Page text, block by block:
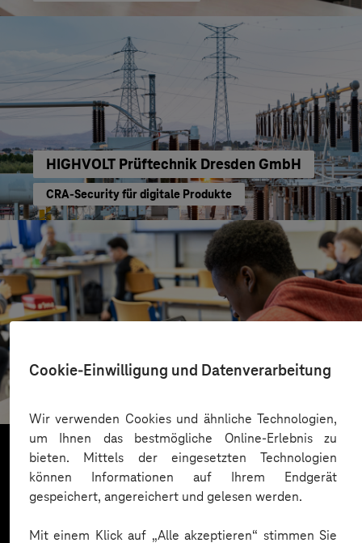
Cookie-Einwilligung und Datenverarbeitung
Wir verwenden Cookies und ähnliche Technologien,
um Ihnen das bestmögliche Online-Erlebnis zu
bieten. Mittels der eingesetzten Technologien
können Informationen auf Ihrem Endgerät
gespeichert, angereichert und gelesen werden.
Mit einem Klick auf „Alle akzeptieren“ stimmen Sie
HIGHVOLT Prüftechnik Dresden GmbH
CRA-Security für digitale Produkte
St.-Benedikt-Schule Düsseldorf
Mehr laden